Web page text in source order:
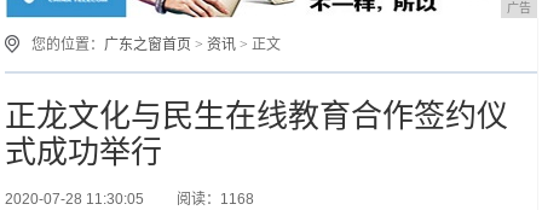
广告
您的位置： 广东之窗首页 >资讯 > 正文
正龙文化与民生在线教育合作签约仪
式成功举行
2020-07-28 11:30:05 阅读：1168